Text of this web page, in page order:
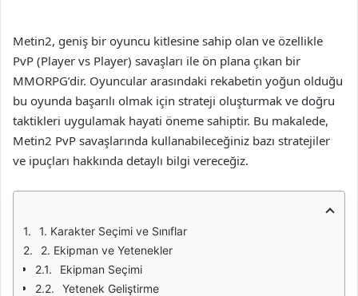
Metin2, geniş bir oyuncu kitlesine sahip olan ve özellikle
PvP (Player vs Player) savaşları ile ön plana çıkan bir
MMORPG’dir. Oyuncular arasındaki rekabetin yoğun olduğu
bu oyunda başarılı olmak için strateji oluşturmak ve doğru
taktikleri uygulamak hayati öneme sahiptir. Bu makalede,
Metin2 PvP savaşlarında kullanabileceğiniz bazı stratejiler
ve ipuçları hakkında detaylı bilgi vereceğiz.
1. Karakter Seçimi ve Sınıflar
2. Ekipman ve Yetenekler
Ekipman Seçimi
Yetenek Geliştirme